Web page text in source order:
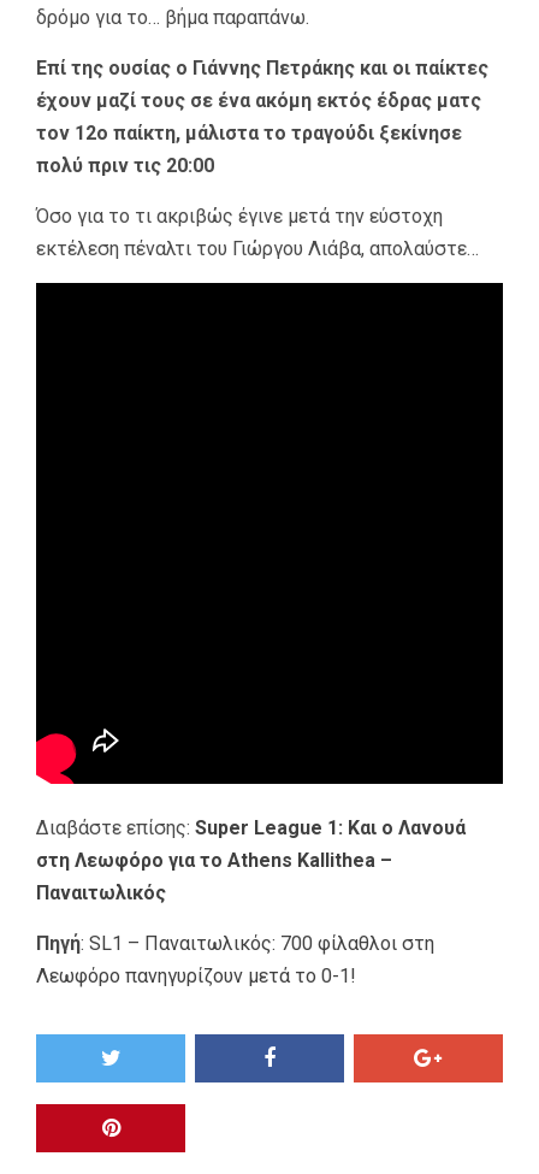
δρόμο για το… βήμα παραπάνω.
Επί της ουσίας ο Γιάννης Πετράκης και οι παίκτες
έχουν μαζί τους σε ένα ακόμη εκτός έδρας ματς
τον 12ο παίκτη, μάλιστα το τραγούδι ξεκίνησε
πολύ πριν τις 20:00
Όσο για το τι ακριβώς έγινε μετά την εύστοχη
εκτέλεση πέναλτι του Γιώργου Λιάβα, απολαύστε…
Διαβάστε επίσης: Super League 1: Και ο Λανουά
στη Λεωφόρο για το Athens Kallithea –
Παναιτωλικός
Πηγή: SL1 – Παναιτωλικός: 700 φίλαθλοι στη
Λεωφόρο πανηγυρίζουν μετά το 0-1!